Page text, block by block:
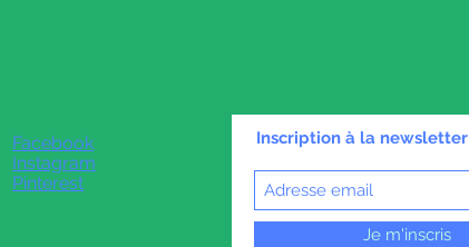
Facebook
Instagram
Pinterest
Inscription à la newsletter
Je m'inscris